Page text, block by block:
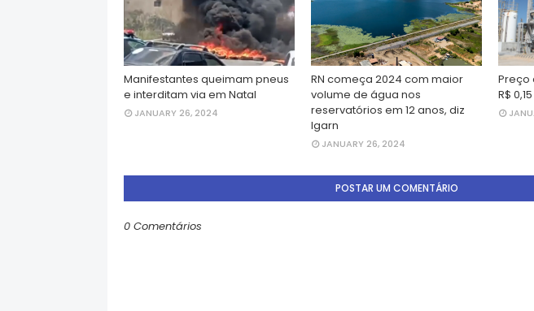
Manifestantes queimam pneus
e interditam via em Natal
JANUARY 26, 2024
RN começa 2024 com maior
volume de água nos
reservatórios em 12 anos, diz
Igarn
JANUARY 26, 2024
Preço
R$
POSTAR UM COMENTÁRIO
0 Comentários